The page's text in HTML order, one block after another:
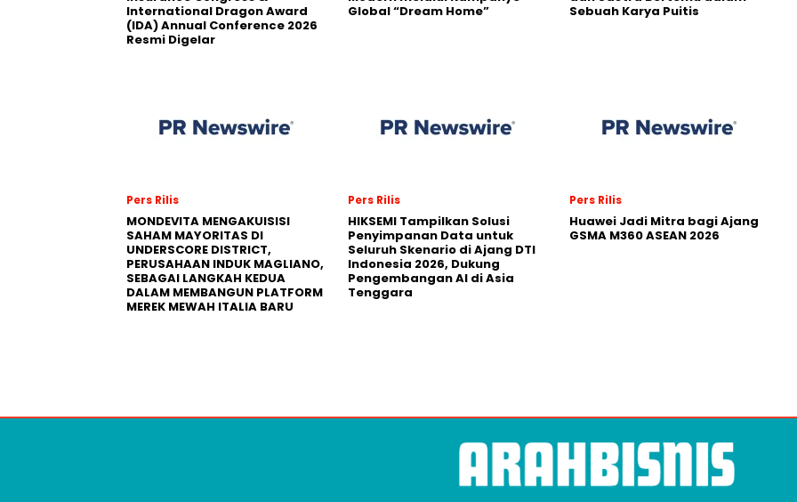
International Dragon Award
(IDA) Annual Conference 2026
Resmi Digelar
Global “Dream Home”
Sebuah Karya Puitis
Pers Rilis
MONDEVITA MENGAKUISISI
SAHAM MAYORITAS DI
UNDERSCORE DISTRICT,
PERUSAHAAN INDUK MAGLIANO,
SEBAGAI LANGKAH KEDUA
DALAM MEMBANGUN PLATFORM
MEREK MEWAH ITALIA BARU
Pers Rilis
HIKSEMI Tampilkan Solusi
Penyimpanan Data untuk
Seluruh Skenario di Ajang DTI
Indonesia 2026, Dukung
Pengembangan AI di Asia
Tenggara
Pers Rilis
Huawei Jadi Mitra bagi Ajang
GSMA M360 ASEAN 2026